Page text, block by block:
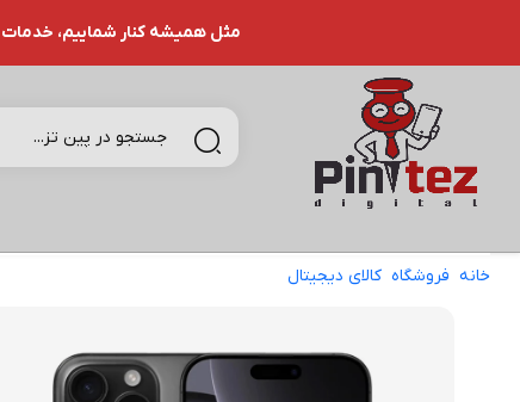
مثل همیشه کنار شماییم، خدمات
خانه فروشگاه کالای دیجیتال